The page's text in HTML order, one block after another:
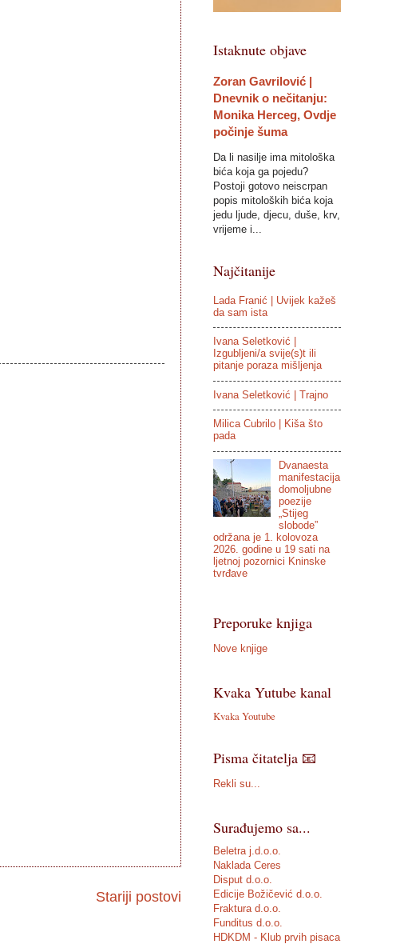
Stariji postovi
Istaknute objave
Zoran Gavrilović |
Dnevnik o nečitanju:
Monika Herceg, Ovdje
počinje šuma
Da li nasilje ima mitološka
bića koja ga pojedu?
Postoji gotovo neiscrpan
popis mitoloških bića koja
jedu ljude, djecu, duše, krv,
vrijeme i...
Najčitanije
Lada Franić | Uvijek kažeš
da sam ista
Ivana Seletković |
Izgubljeni/a svije(s)t ili
pitanje poraza mišljenja
Ivana Seletković | Trajno
Milica Cubrilo | Kiša što
pada
Dvanaesta
manifestacija
domoljubne
poezije
„Stijeg
slobode”
održana je 1. kolovoza
2026. godine u 19 sati na
ljetnoj pozornici Kninske
tvrđave
Preporuke knjiga
Nove knjige
Kvaka Yutube kanal
Kvaka Youtube
Pisma čitatelja 📧
Rekli su...
Surađujemo sa...
Beletra j.d.o.o.
Naklada Ceres
Disput d.o.o.
Edicije Božičević d.o.o.
Fraktura d.o.o.
Funditus d.o.o.
HDKDM - Klub prvih pisaca